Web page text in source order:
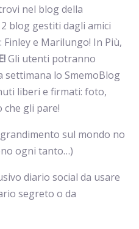
nel blog della
blog gestiti dagli amici
e Marilungo! In Più,
Gli utenti potranno
lo SmemoBlog
liberi e firmati: foto,
che gli pare!
sul mondo no
ogni tanto…)
diario social da usare
segreto o da